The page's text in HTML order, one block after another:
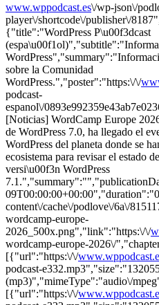
www.wppodcast.es\/wp-json\/
player\/shortcode\/publisher\/
{"title":"WordPress P\u00f3dcast
sobre la Comunidad
WordPress.","poster":"https:\/\/
podcast-
espanol\/
[Noticias] WordCamp Europe
de WordPress 7.0, ha llegado el
WordPress del planeta donde se
ecosistema para revisar el estado
versi\u00f3n WordPress
content\/cache\/podlove\/6a\/
wordcamp-europe-
2026_500x.png","link":"https:\/\/
wordcamp-europe-2026\/
[{"url":"https:\/\/
podcast-
(mp3)","mimeType":"audio\/
[{"url":"https:\/\/